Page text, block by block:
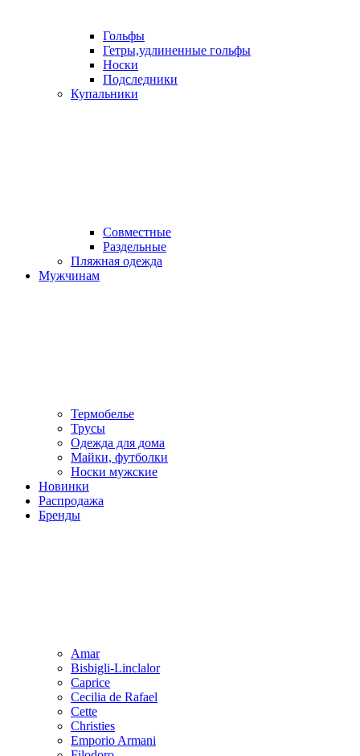
Гольфы
Гетры,удлиненные гольфы
Носки
Подследники
Купальники
Совместные
Раздельные
Пляжная одежда
Мужчинам
Термобелье
Трусы
Одежда для дома
Майки, футболки
Носки мужские
Новинки
Распродажа
Бренды
Amar
Bisbigli-Linclalor
Caprice
Cecilia de Rafael
Cette
Christies
Emporio Armani